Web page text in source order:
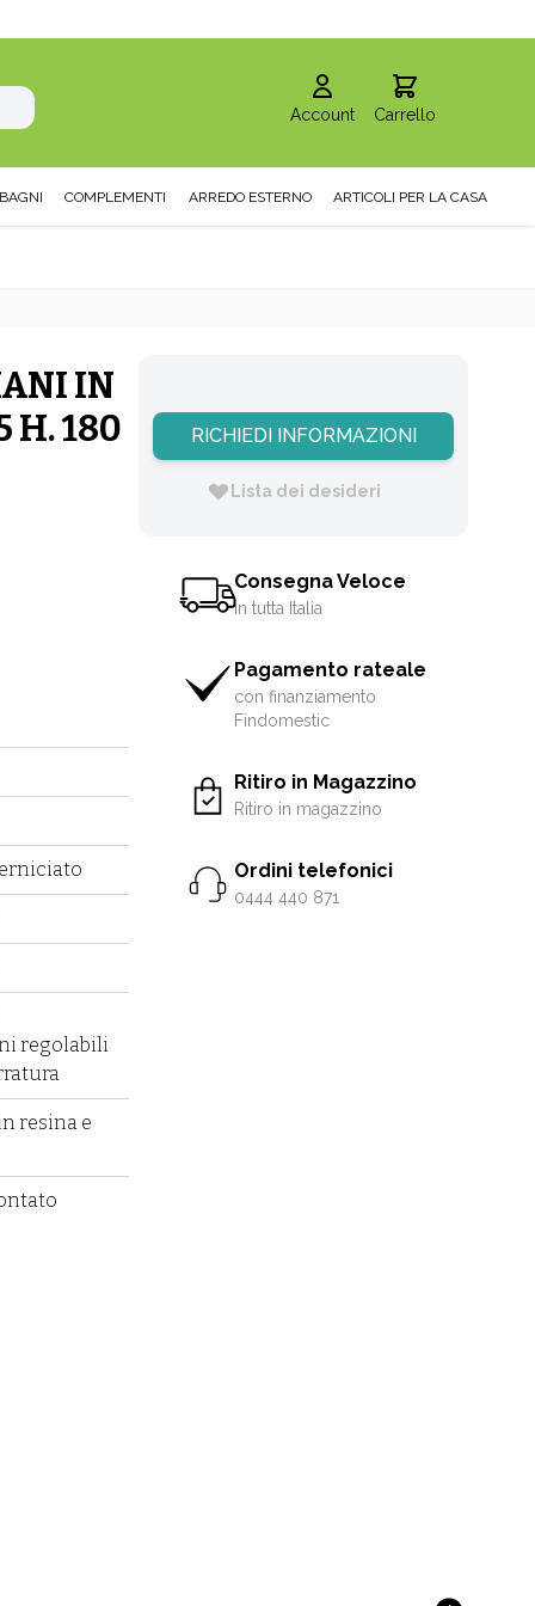
Account Carrello
BAGNI COMPLEMENTI ARREDO ESTERNO ARTICOLI PER LA CASA
image
IN
H. 180
regolabili
resina e
RICHIEDI INFORMAZIONI
Lista dei desideri
Consegna Veloce
in tutta Italia
Pagamento rateale
con finanziamento
Findomestic
Ritiro in Magazzino
Ritiro in magazzino
Ordini telefonici
0444 440 871